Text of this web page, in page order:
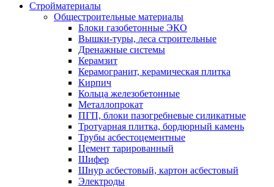
Стройматериалы
Oбщестроительные материалы
Блоки газобетонные ЭКО
Вышки-туры, леса строительные
Дренажные системы
Керамзит
Керамогранит, керамическая плитка
Кирпич
Кольца железобетонные
Металлопрокат
ПГП, блоки пазогребневые силикатные
Тротуарная плитка, бордюрный камень
Трубы асбестоцементные
Цемент тарированный
Шифер
Шнур асбестовый, картон асбестовый
Электроды